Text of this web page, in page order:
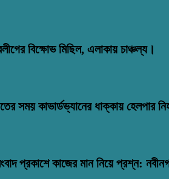
বিক্ষোভ মিছিল, এলাকায় চাঞ্চল্য।
সময় কাভার্ডভ্যানের ধাক্কায় হেলপার
প্রকাশে কাজের মান নিয়ে প্রশ্ন: